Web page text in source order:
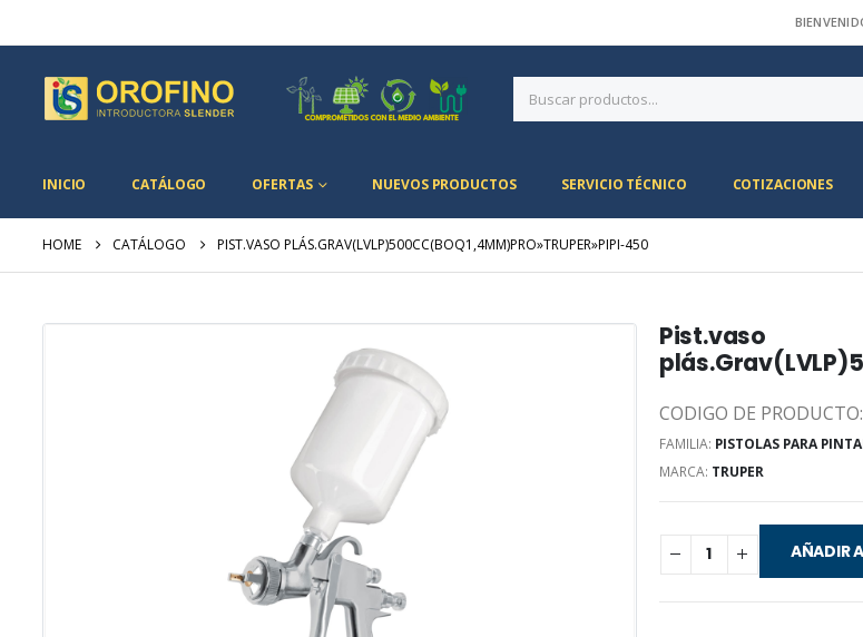
INICIO CATÁLOGO OFERTAS NUEVOS PRODUCTOS SERVICIO TÉCNICO COTIZACIONES
HOME CATÁLOGO PIST.VASO PLÁS.GRAV(LVLP)500CC(BOQ1,4MM)PRO»TRUPER»PIPI-450
Pist.vaso
CODIGO DE PRODUCTO:
FAMILIA: PISTOLAS PARA
MARCA: TRUPER
AÑADIR